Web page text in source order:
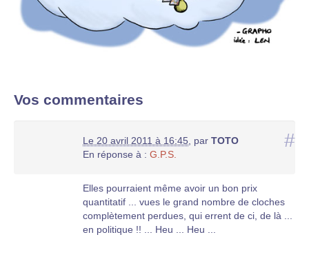
Vos commentaires
#
Le 20 avril 2011 à 16:45 par TOTO
En réponse à : G.P.S.
Elles pourraient même avoir un bon prix
quantitatif ... vues le grand nombre de cloches
complètement perdues, qui errent de ci, de là ...
en politique !! ... Heu ... Heu ...